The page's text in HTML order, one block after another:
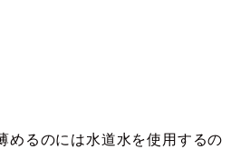
めるのには水道水を使用するの